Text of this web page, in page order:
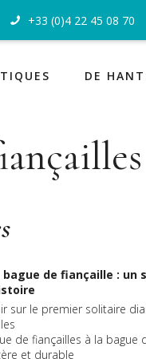
DE
de fiançaille : un
sur le premier solitaire
de fiançailles à la bague
et durable
Diamants certifiés GIA, HRD et IGI
+33 (0)4 22 45 08 70